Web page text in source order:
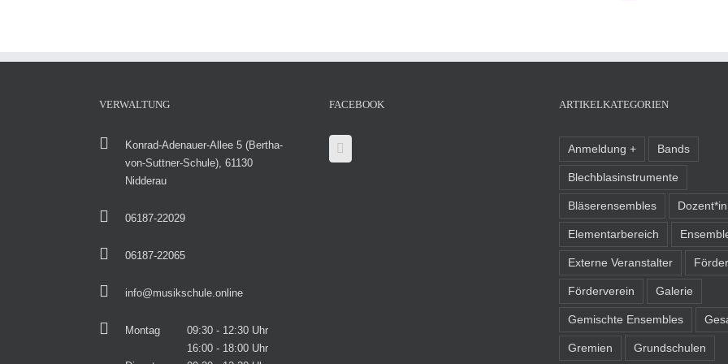
VERWALTUNG
Konrad-Adenauer-Allee 5 (Bertha-
von-Suttner-Schule), 61130
Nidderau
06187-22029
06187-22065
info@musikschule.online
Montag
09:30 - 12:30 Uhr
16:00 - 18:00 Uhr
FACEBOOK ARTIKELKATEGORIEN
Anmeldung + Bands
Blechblasinstrumente
Bläserensembles
Elementarbereich
Externe Veranstalter
Förderverein Galerie
Gemischte Ensembles
Gremien Grundschulen